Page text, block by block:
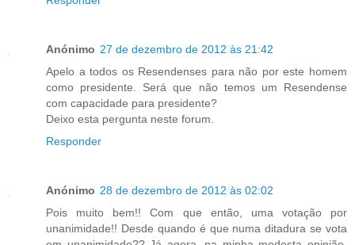
Anónimo 27 de dezembro de 2012 às 21:42
Apelo a todos os Resendenses para não por este homem
como presidente. Será que não temos um Resendense
com capacidade para presidente?
Deixo esta pergunta neste forum.
Responder
Anónimo 28 de dezembro de 2012 às 02:02
Pois muito bem!! Com que então, uma votação por
unanimidade!! Desde quando é que numa ditadura se vota